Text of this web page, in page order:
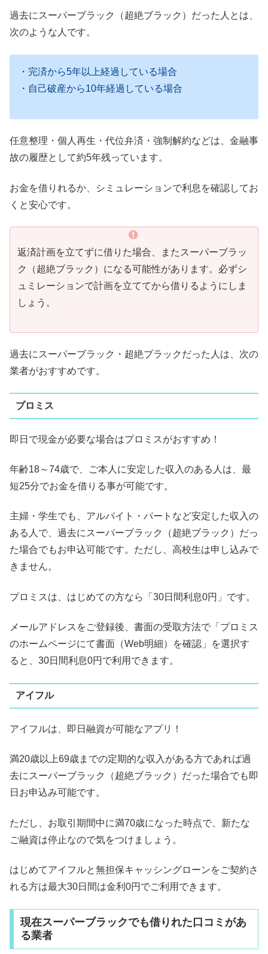
過去にスーパーブラック（超絶ブラック）だった人とは、
次のような人です。
・完済から5年以上経過している場合
・自己破産から10年経過している場合
任意整理・個人再生・代位弁済・強制解約などは、金融事
故の履歴として約5年残っています。
お金を借りれるか、シミュレーションで利息を確認してお
くと安心です。
返済計画を立てずに借りた場合、またスーパーブラッ
ク（超絶ブラック）になる可能性があります。必ずシ
ュミレーションで計画を立ててから借りるようにしま
しょう。
過去にスーパーブラック・超絶ブラックだった人は、次の
業者がおすすめです。
プロミス
即日で現金が必要な場合はプロミスがおすすめ！
年齢18～74歳で、ご本人に安定した収入のある人は、最
短25分でお金を借りる事が可能です。
主婦・学生でも、アルバイト・パートなど安定した収入の
ある人で、過去にスーパーブラック（超絶ブラック）だっ
た場合でもお申込可能です。ただし、高校生は申し込みで
きません。
プロミスは、はじめての方なら「30日間利息0円」です。
メールアドレスをご登録後、書面の受取方法で「プロミス
のホームページにて書面（Web明細）を確認」を選択す
ると、30日間利息0円で利用できます。
アイフル
アイフルは、即日融資が可能なアプリ！
満20歳以上69歳までの定期的な収入がある方であれば過
去にスーパーブラック（超絶ブラック）だった場合でも即
日お申込み可能です。
ただし、お取引期間中に満70歳になった時点で、新たな
ご融資は停止なので気をつけましょう。
はじめてアイフルと無担保キャッシングローンをご契約さ
れる方は最大30日間は金利0円でご利用できます。
現在スーパーブラックでも借りれた口コミがあ
る業者